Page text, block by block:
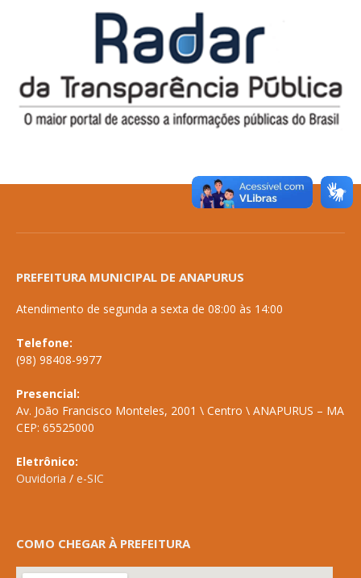
PREFEITURA MUNICIPAL DE ANAPURUS
Atendimento de segunda a sexta de 08:00 às 14:00
Telefone:
(98) 98408-9977
Presencial:
Av. João Francisco Monteles, 2001 \ Centro \ ANAPURUS – MA
CEP: 65525000
Eletrônico:
Ouvidoria / e-SIC
COMO CHEGAR À PREFEITURA